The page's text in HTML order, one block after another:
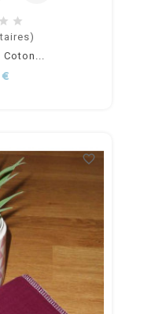
Coton...
Prix
favorite_border